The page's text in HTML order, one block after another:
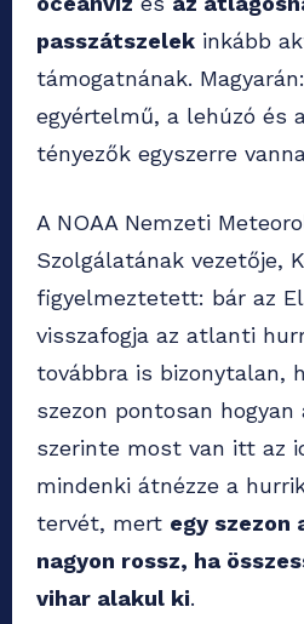
passzátszelek inkább
támogatnának.
egyértelmű, a lehúzó és
tényezők egyszerre
A NOAA Nemzeti
Szolgálatának vezetője,
figyelmeztetett: bár az
visszafogja az atlanti
továbbra is bizonytalan,
szezon pontosan hogyan
szerinte most van itt az
mindenki átnézze a
tervét, mert egy szezon
nagyon rossz, ha
vihar alakul ki.